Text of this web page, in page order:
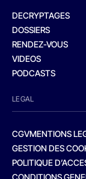
DECRYPTAGES
DOSSIERS
RENDEZ-VOUS
VIDEOS
PODCASTS
LEGAL
CGVMENTIONS
GESTION DES
POLITIQUE
CONDITIONS